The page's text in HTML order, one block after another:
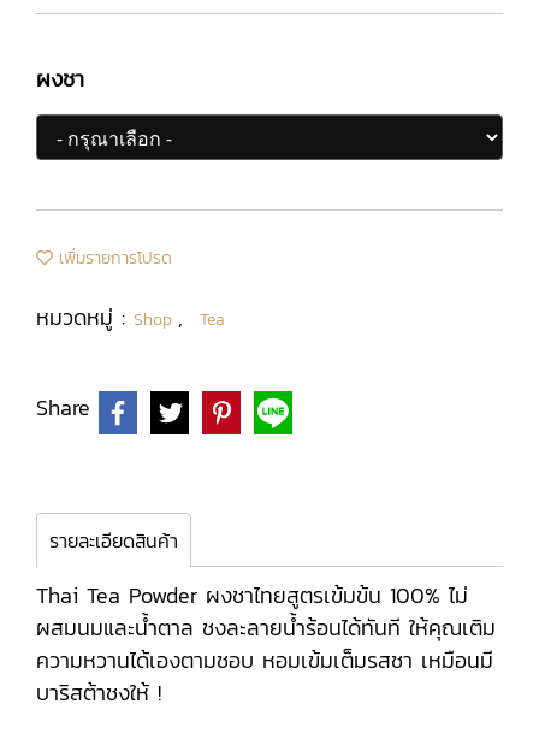
ผงชา
เพิ่มรายการโปรด
หมวดหมู่ : Shop , Tea
Share
รายละเอียดสินค้า
Thai Tea Powder ผงชาไทยสูตรเข้มข้น 100% ไม่
ผสมนมและน้ำตาล ชงละลายน้ำร้อนได้ทันที ให้คุณเติม
ความหวานได้เองตามชอบ หอมเข้มเต็มรสชา เหมือนมี
บาริสต้าชงให้ !